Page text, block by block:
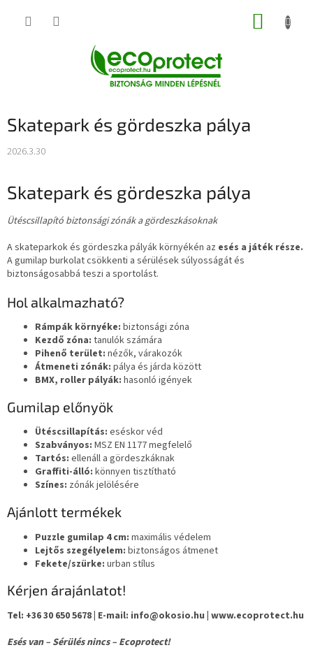
KOSÁR
Skatepark és gördeszka pálya
2026.3.30
Skatepark és gördeszka pálya
Ütéscsillapító biztonsági zónák a gördeszkásoknak
A skateparkok és gördeszka pályák környékén az esés a játék része.
A gumilap burkolat csökkenti a sérülések súlyosságát és
biztonságosabbá teszi a sportolást.
Hol alkalmazható?
Rámpák környéke: biztonsági zóna
Kezdő zóna: tanulók számára
Pihenő terület: nézők, várakozók
Átmeneti zónák: pálya és járda között
BMX, roller pályák: hasonló igények
Gumilap előnyök
Ütéscsillapítás: eséskor véd
Szabványos: MSZ EN 1177 megfelelő
Tartós: ellenáll a gördeszkáknak
Graffiti-álló: könnyen tisztítható
Színes: zónák jelölésére
Ajánlott termékek
Puzzle gumilap 4 cm: maximális védelem
Lejtős szegélyelem: biztonságos átmenet
Fekete/szürke: urban stílus
Kérjen árajánlatot!
Tel: +36 30 650 5678 | E-mail: info@okosio.hu | www.ecoprotect.hu
Esés van – Sérülés nincs – Ecoprotect!